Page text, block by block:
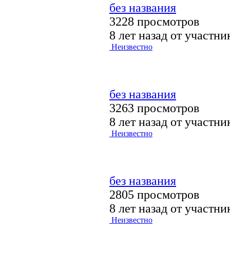
без названия
3228 просмотров
8 лет назад от
Неизвестно
без названия
3263 просмотров
8 лет назад от
Неизвестно
без названия
2805 просмотров
8 лет назад от
Неизвестно